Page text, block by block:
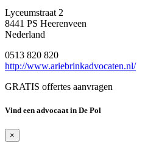
Lyceumstraat 2
8441 PS Heerenveen
Nederland
0513 820 820
http://www.ariebrinkadvocaten.nl/
GRATIS offertes aanvragen
Vind een advocaat in De Pol
×